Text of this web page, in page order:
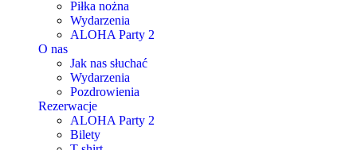
Piłka nożna
Wydarzenia
ALOHA Party 2
O nas
Jak nas słuchać
Wydarzenia
Pozdrowienia
Rezerwacje
ALOHA Party 2
Bilety